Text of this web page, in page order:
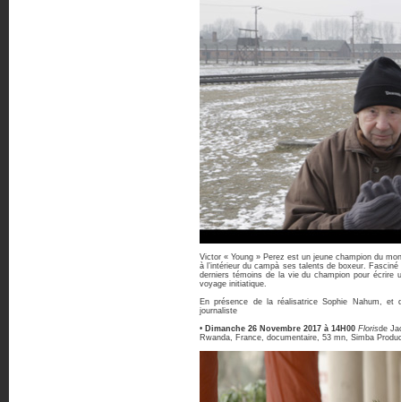
Victor « Young » Perez est un jeune champion du
à l’intérieur du campà ses talents de boxeur.
derniers témoins de la vie du champion pour écrire
voyage initiatique.
En présence de la réalisatrice Sophie Nahum, et
journaliste
• Dimanche 26 Novembre 2017 à 14H00 Florisde
Rwanda, France, documentaire, 53 mn, Simba